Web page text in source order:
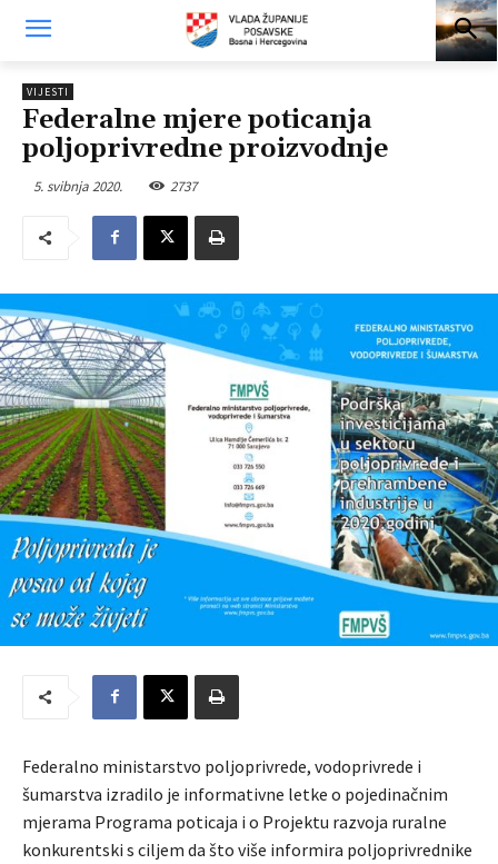
VIJESTI
Federalne mjere poticanja
poljoprivredne proizvodnje
5. svibnja 2020. 2737
Federalno ministarstvo poljoprivrede, vodoprivrede i
šumarstva izradilo je informativne letke o pojedinačnim
mjerama Programa poticaja i o Projektu razvoja ruralne
konkurentski s ciljem da što više informira poljoprivrednike